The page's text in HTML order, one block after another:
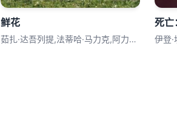
鲜花
茹扎·达吾列提,法蒂哈·马力克,阿力木江
死亡
伊登